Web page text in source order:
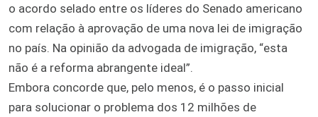
o acordo selado entre os líderes do Senado americano
com relação à aprovação de uma nova lei de imigração
no país. Na opinião da advogada de imigração, “esta
não é a reforma abrangente ideal”.
Embora concorde que, pelo menos, é o passo inicial
para solucionar o problema dos 12 milhões de